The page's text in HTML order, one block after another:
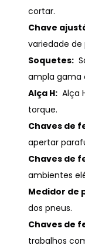
cortar.
Chave
variedade de
Soquetes:
ampla gama
Alça H: Alça
torque.
Chaves de
apertar
Chaves de
ambientes
Medidor de
dos pneus.
Chaves de
trabalhos